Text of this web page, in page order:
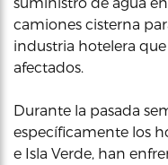
camiones cisterna
industria hotelera
afectados.
Durante la pasada
específicamente los
e Isla Verde, han